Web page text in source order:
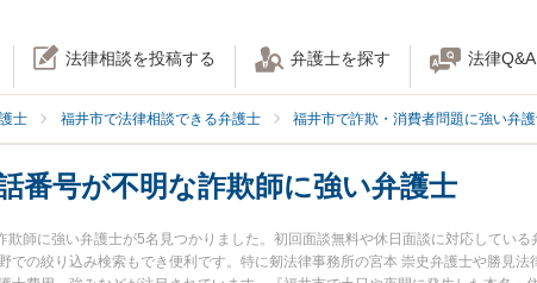
法律相談を投稿する 弁護士を探す 法律
士 福井市で法律相談できる弁護士 福井市で詐欺・消費者問題に強い弁
番号が不明な詐欺師に強い弁護士
師に強い弁護士が5名見つかりました。初回面談無料や休日面談に対応してい
での絞り込み検索もでき便利です。特に剱法律事務所の宮本 崇史弁護士や勝見